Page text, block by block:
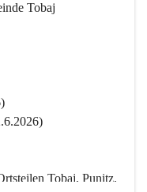
Tobaj
Tobaj, Punitz,